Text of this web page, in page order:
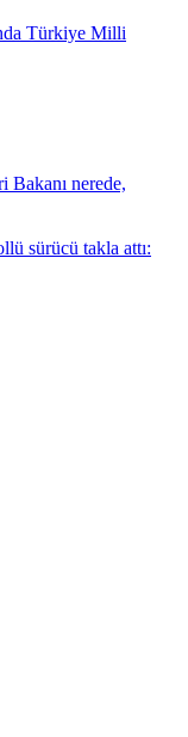
Türkiye Milli
Bakanı nerede,
sürücü takla attı: